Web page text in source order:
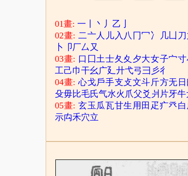
01畫:一 丶 丿 乙
02畫:二亠人 儿入 八 冂冖 冫 几凵 刀
卜
卩厂厶 又
03畫: 口 囗土士夂 夊 夕大女子宀寸
工己巾干幺 广廴廾弋弓彐 彡彳
04畫:心戈戶手支 攴文斗斤方无 日
殳毋比毛氏气水火 爪父爻 爿 片牙牛
05畫:玄玉 瓜瓦甘生 用 田 疋疒癶白
示禸禾穴立